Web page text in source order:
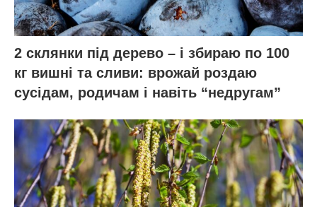
Окрім знищення капустянки, шкарлупа
згодом розкладеться і стане додатковим
джерелом кальцію для ґрунту. Багато олії
лити не треба, трошки для аромату буде
достатньо, шкідник внюхає здалеку навіть
невелику кількість.